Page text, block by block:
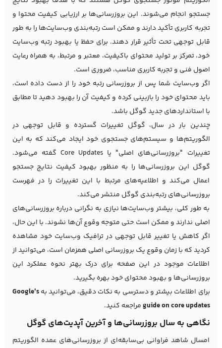
جستجو انجام می‌شوند. این بروزرسانی‌ها بر ارزیابی کیفیت محتوا و
تجربه کاربری تأکید دارند و ممکن است رتبه‌بندی وب‌سایت‌ها را به طور
قابل توجهی تحت تأثیر قرار دهند. برای حفظ یا بهبود رتبه وب‌سایت
خود، تمرکز بر تولید محتوای باکیفیت، معتبر و مرتبط، به همراه رعایت
اصول فنی و تجربه کاربری مناسب، ضروری است.
اگر وب‌سایت شما پس از بروزرسانی رتبه خود را از دست داده است،
باید محتوای خود را بازبینی کرده و کیفیت آن را بهبود دهید تا مطابق
با استانداردهای جدید گوگل باشد.
چندین بار در سال، گوگل تغییرات گسترده و قابل توجهی در
الگوریتم‌ها و سیستم‌های جستجوی خود ایجاد می‌کند که به این
تغییرات "بروزرسانی‌های اصلی" یا Core Updates گفته می‌شود.
گوگل این بروزرسانی‌ها را به منظور بهبود کیفیت نتایج جستجو
اعمال می‌کند و اطلاعیه‌های مرتبط با این تغییرات را در فهرست
بروزرسانی‌های رتبه‌بندی گوگل منتشر می‌کند.
به طور کلی، بیشتر وب‌سایت‌ها نیازی به نگرانی درباره بروزرسانی‌های
اصلی ندارند و ممکن است حتی متوجه وقوع آن‌ها نشوند. با این حال،
اگر کاهش یا تغییر قابل توجهی در ترافیک وب‌سایت خود مشاهده
کردید که با زمان وقوع یک بروزرسانی اصلی همزمان است، می‌توانید از
اطلاعات موجود در این صفحه برای درک بهتر نحوه عملکرد این
بروزرسانی‌ها و بهبود محتوای خود بهره بگیرید.
برای اطلاعات بیشتر و دسترسی به نکات دقیق، می‌توانید بهGoogle's
guide on core updatesمراجعه کنید.
نگاهی به سال بروزرسانی‌ها و آخرین آپدیت‌های گوگل
امسال شاهد فراوانی بی‌سابقه‌ای از بروزرسانی‌های عمده الگوریتم